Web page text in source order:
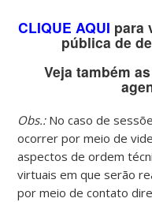
CLIQUE AQUI para
pública de
Veja também
Obs.:No caso de
ocorrer por meio de
aspectos de ordem
virtuais em que serão
por meio de contato